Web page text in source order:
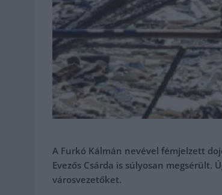
A Furkó Kálmán nevével fémjelzett
Evezős Csárda is súlyosan
városvezetőket.